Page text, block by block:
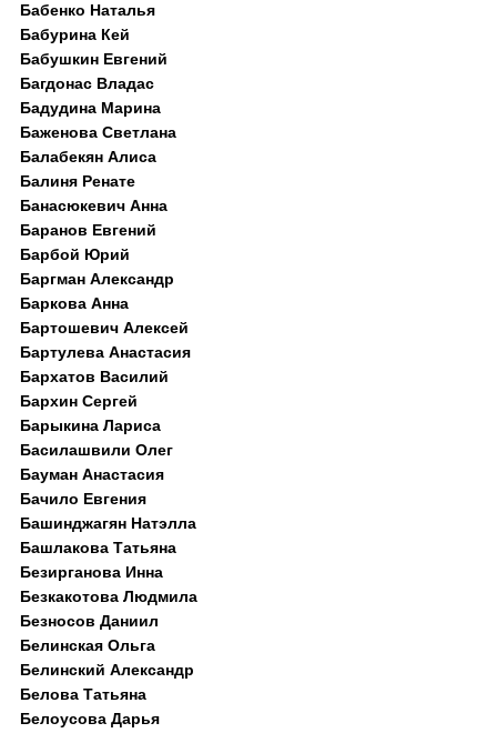
Бабенко Наталья
Бабурина Кей
Бабушкин Евгений
Багдонас Владас
Бадудина Марина
Баженова Светлана
Балабекян Алиса
Балиня Ренате
Банасюкевич Анна
Баранов Евгений
Барбой Юрий
Баргман Александр
Баркова Анна
Бартошевич Алексей
Бартулева Анастасия
Бархатов Василий
Бархин Сергей
Барыкина Лариса
Басилашвили Олег
Бауман Анастасия
Бачило Евгения
Башинджагян Натэлла
Башлакова Татьяна
Безирганова Инна
Безкакотова Людмила
Безносов Даниил
Белинская Ольга
Белинский Александр
Белова Татьяна
Белоусова Дарья